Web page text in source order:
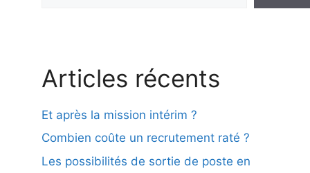
Articles récents
Et après la mission intérim ?
Combien coûte un recrutement raté ?
Les possibilités de sortie de poste en